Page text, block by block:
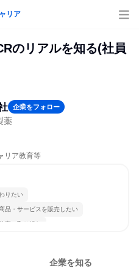
リア
のリアルを知る(社員
企業をフォロー
薬
リア教育等
りたい
品・サービスを販売したい
事に取り組む
企業を知る